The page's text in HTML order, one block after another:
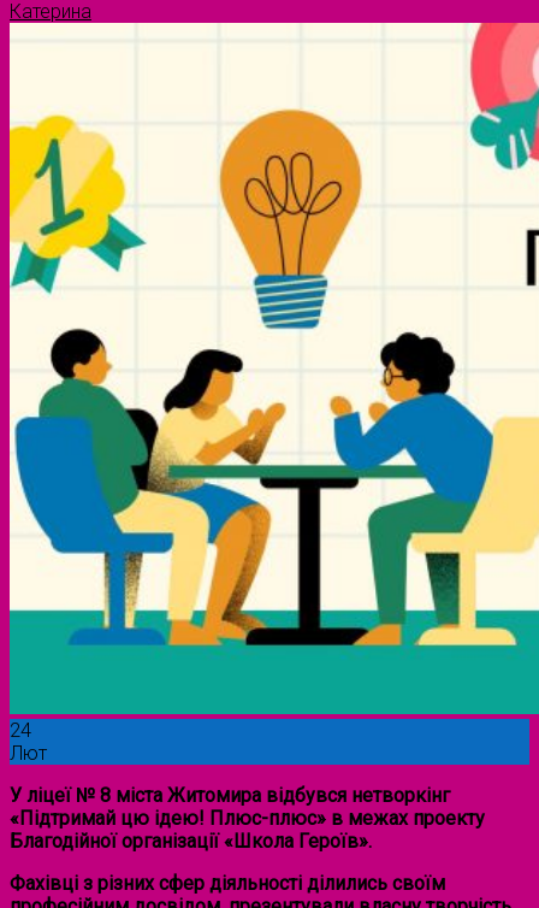
Катерина
24
Лют
У ліцеї № 8 міста Житомира відбувся нетворкінг
«Підтримай цю ідею! Плюс-плюс» в межах проекту
Благодійної організації «Школа Героїв».
Фахівці з різних сфер діяльності ділились своїм